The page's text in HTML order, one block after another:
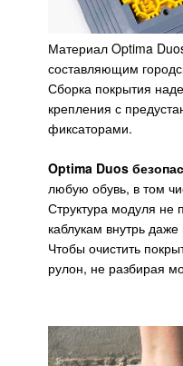
Материал Optima
составляющим
Сборка покрытия
крепления с
фиксаторами.
Optima Duos
любую обувь, в том
Структура модуля не
каблукам внутрь
Чтобы очистить
рулон, не разбирая